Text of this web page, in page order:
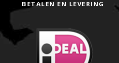
BETALEN EN LEVERING